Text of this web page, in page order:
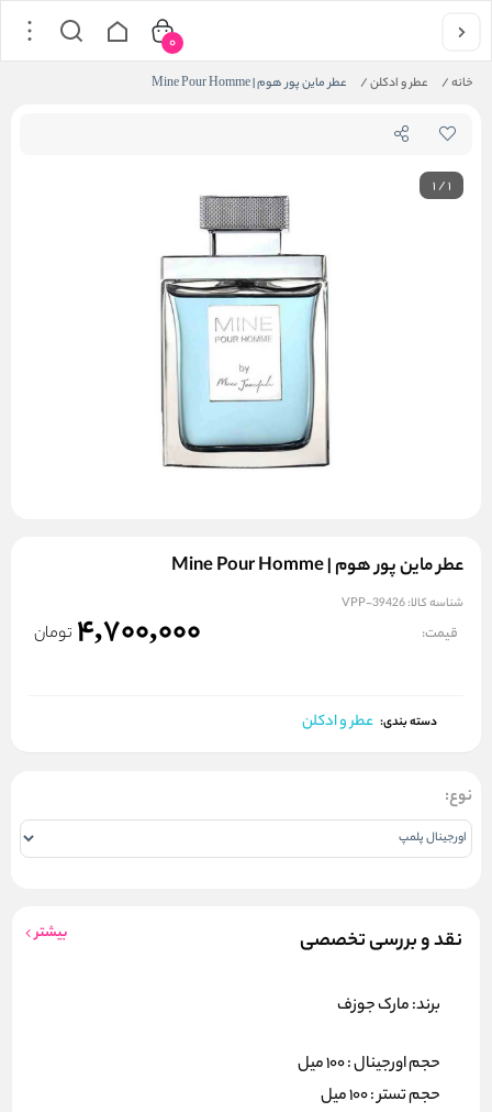
خانه/ عطر و ادکلن/ عطر ماین پور هوم | Mine Pour Homme
0
1/1
عطر ماین پور هوم | Mine Pour Homme
شناسه کالا:VPP-39426
قیمت: 4,700,000 تومان
دسته بندی: عطر و ادکلن
نقد و بررسی تخصصی بیشتر
برند: مارک جوزف
حجم اورجینال : 100 میل
حجم تستر : 100 میل
نوع: